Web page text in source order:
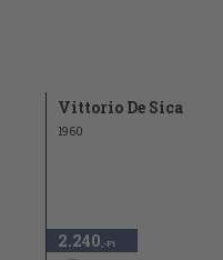
Vittorio De Sica
1960
2.240 ,-Ft